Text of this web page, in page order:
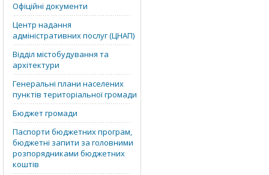
Офіційні документи
Центр надання
адміністративних послуг (ЦНАП)
Відділ містобудування та
архітектури
Генеральні плани населених
пунктів територіальної громади
Бюджет громади
Паспорти бюджетних програм,
бюджетні запити за головними
розпорядниками бюджетних
коштів